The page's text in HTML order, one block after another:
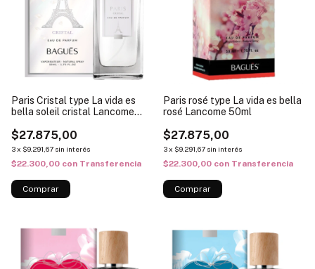
Paris Cristal type La vida es
bella soleil cristal Lancome
$27.875,00
3x $9.291,67 sin interés
$22.300,00 con Transferencia
Paris rosé type La vida es bella
rosé Lancome 50ml
$27.875,00
3x $9.291,67 sin interés
$22.300,00 con Transferencia